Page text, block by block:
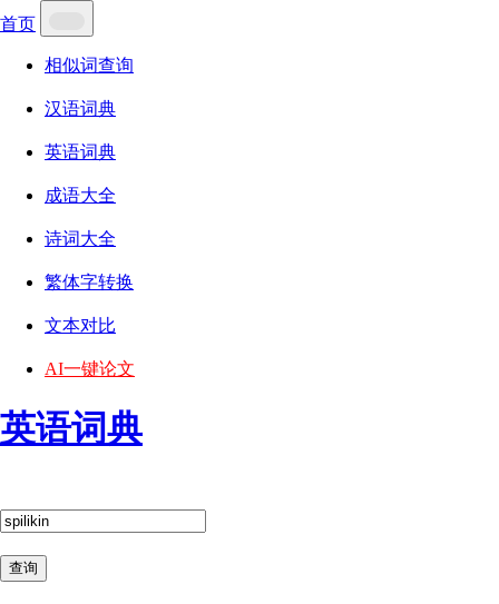
首页
相似词查询
汉语词典
英语词典
成语大全
诗词大全
繁体字转换
文本对比
AI一键论文
英语词典
查询